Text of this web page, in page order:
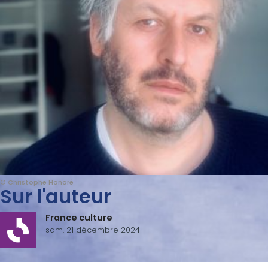
© Christophe Honoré
Sur l'auteur
France culture
sam. 21 décembre 2024